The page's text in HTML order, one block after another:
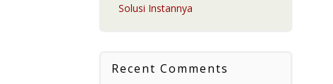
Solusi Instannya
Recent Comments